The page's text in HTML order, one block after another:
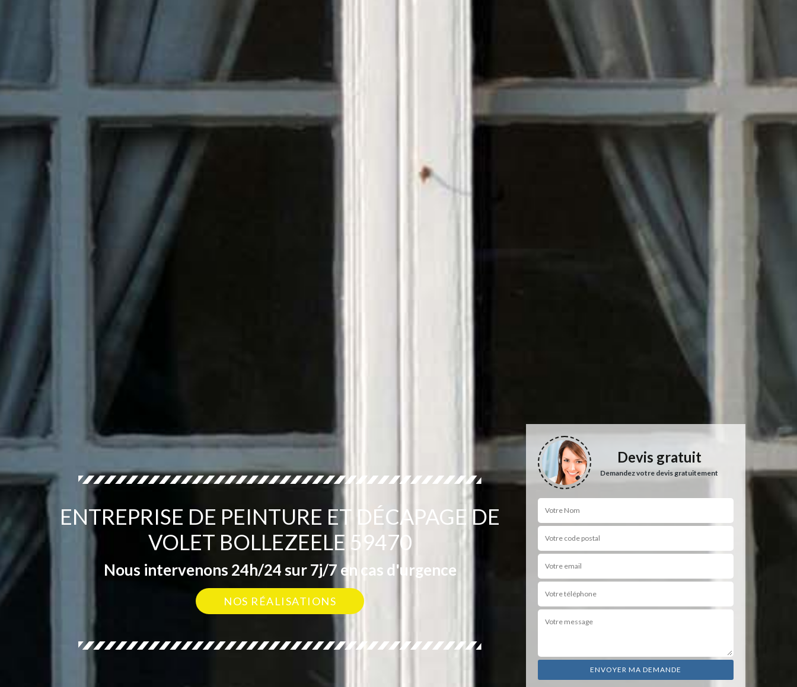
ENTREPRISE DE PEINTURE ET DÉCAPAGE DE
VOLET BOLLEZEELE 59470
Nous intervenons 24h/24 sur 7j/7 en cas d'urgence
NOS RÉALISATIONS
Devis gratuit
Demandez votre devis gratuitement